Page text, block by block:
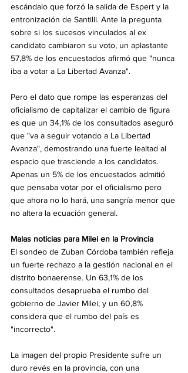
escándalo que forzó la salida de Espert y la
entronización de Santilli. Ante la pregunta
sobre si los sucesos vinculados al ex
candidato cambiaron su voto, un aplastante
57,8% de los encuestados afirmó que "nunca
iba a votar a La Libertad Avanza".
Pero el dato que rompe las esperanzas del
oficialismo de capitalizar el cambio de figura
es que un 34,1% de los consultados aseguró
que "va a seguir votando a La Libertad
Avanza", demostrando una fuerte lealtad al
espacio que trasciende a los candidatos.
Apenas un 5% de los encuestados admitió
que pensaba votar por el oficialismo pero
que ahora no lo hará, una sangría menor que
no altera la ecuación general.
Malas noticias para Milei en la Provincia
El sondeo de Zuban Córdoba también refleja
un fuerte rechazo a la gestión nacional en el
distrito bonaerense. Un 63,1% de los
consultados desaprueba el rumbo del
gobierno de Javier Milei, y un 60,8%
considera que el rumbo del país es
"incorrecto".
La imagen del propio Presidente sufre un
duro revés en la provincia, con una